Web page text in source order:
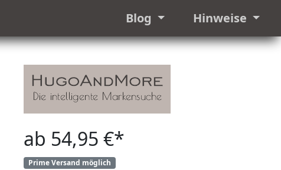
Blog Hinweise
ab 54,95 €*
Prime Versand möglich